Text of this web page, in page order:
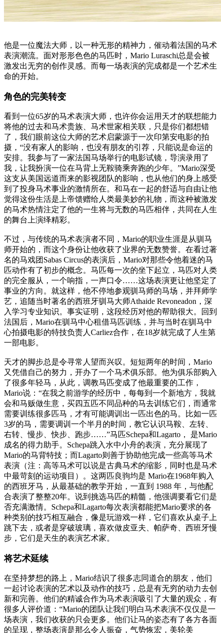
他是一位魔法大师，以一种无形的精神力，催动着法国的马术
表演潮流。面对形形色色的马匹时，Mario Luraschi总是会被
激发出无穷的创作灵感。而每一场表演的完成都是一个艺术生
命的开始。
角色的完美转变
看到一位65岁的马术表演大师，也许你会运用天才的联想能力
将他的过去和马术贵族、马术世家相关联，只是你们都想错
了，我们眼前这位大师的艺术启蒙源于一次印第安电影的拍
摄，“没有家人的影响，也没有朋友的引荐，只能说是命运的
安排。我参与了一家法国马场举行的电影试镜，导演录用了
我，让我扮演一位在马背上无鞍骑乘奔跑的少年。”Mario深受
这支从美国远道而来的影视团队的影响，也从他们的身上感受
到了投身马术事业的激情所在。和马在一起的舒适与自由让他
觉得这份生活是上帝馈赠给人类最美妙的礼物，而这种被激发
的马术热情注定了他的一生将与无数的马匹相伴，共同在人生
的舞台上演绎精彩。
不过，与传统的马术表演者不同，Mario的职业生涯是从驯马
师开始的，而这个身份让他收获了业界的无数赞誉。在看过著
名的马戏团Sabas Circus的表演后，Mario对那些令他着迷的马
匹动作有了初步的概念。马匹每一次的坐下起立，马匹对人类
的完全服从，一个响指，一声口令……这场表演更让他坚定了
事业的方向。就这样，他不停地参观驯马师的马场，并拜师学
艺，追随当时著名的西班牙驯马大师Athaide Revoneadon，深
入学习专业知识。事实证明，这段经历对他的帮助很大。回到
法国后，Mario在驯马中心租借马匹训练，并与当时在驯马中
心拍摄电影的特技负责人Carliez合作，在18岁就完成了人生第
一部电影。
天才的脚步总是令寻常人望而兴叹。短短两年的时间，Mario
又凭借自己的努力，开办了一个马术俱乐部。他为俱乐部购入
了很多年轻马，从此，调教马匹变成了他最重要的工作，
Mario说：“在我之前游学的经历中，每每到一个新地方，我就
会和马贩做生意，买四五匹不同品种的马去训练它们，而通常
需要训练很多匹马，才有可能调训出一匹出色的马。比如一匹
3岁的马，需要调训一个半月的时间，教它认识马鞍、左转、
右转、慢步、快步、跑步……”马匹Schepa和Lagarto， 是Mario
成名的得力助手。Schepa跳入水中小舟的表演，充分展现了
Mario的马背特技；而Lagarto则善于协助他完成一些高等马术
表演（注：高等马术可以说是古典马术的缩影，同时也是马术
中最苛刻的运动项目）。这两匹良驹均是 Mario在1968年购入
的西班牙马，从最基础的教学开始，一直到 1988 年，与他配
合表演了整整20年。说到挑选马匹的精髓，他强调要看它们是
否充满激情。Schepa和Lagarto每次表演都能把Mario要求的各
种类别的技巧相互融合，像是玩游戏一样，它们喜欢从桌子上
跳下去，或者是穿破玻璃，喜欢做皮亚夫、帕萨奇、西班牙慢
步，它们是天生的表演艺术家。
将艺术延续
在坚持梦想的路上，Mario结识了很多志同道合的朋友，他们
一起讨论表演的艺术以及动作的技巧，总是有无穷的动力去创
新和完善。他们的精诚合作为马术表演吸引了大量的观众，有
很多人评价道：“Mario的团队让我们明白马术表演不仅仅是一
场表演，我们收获的只会更多。他们让马的姿态有了各方各面
的呈现，整场表演是那么令人振奋，气势恢宏，美轮美